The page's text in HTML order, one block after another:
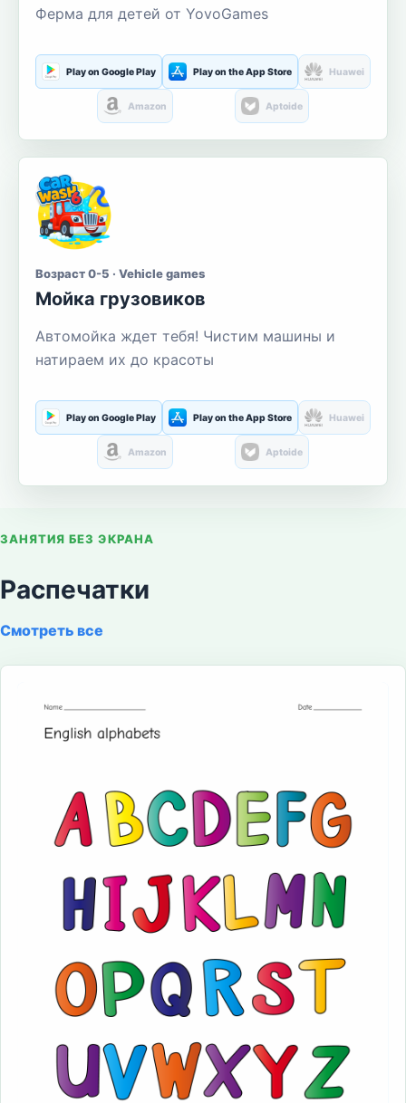
Ферма для детей от YovoGames
Play on Google Play Play on the App Store Huawei
Amazon Aptoide
Возраст 0-5 · Vehicle games
Мойка грузовиков
Автомойка ждет тебя! Чистим машины и
натираем их до красоты
Play on Google Play Play on the App Store Huawei
Amazon Aptoide
ЗАНЯТИЯ БЕЗ ЭКРАНА
Распечатки
Смотреть все